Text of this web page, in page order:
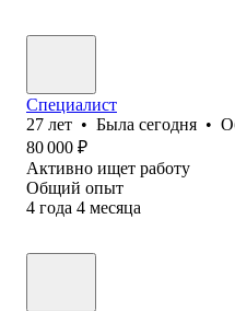
Специалист
27 лет • Была сегодня •
80 000 ₽
Активно ищет работу
Общий опыт
4 года 4 месяца